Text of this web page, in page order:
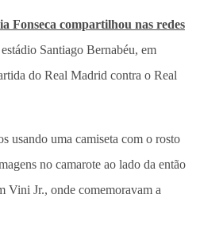
Fonseca compartilhou nas redes
Santiago Bernabéu, em
do Real Madrid contra o Real
usando uma camiseta com o rosto
no camarote ao lado da então
Vini Jr., onde comemoravam a